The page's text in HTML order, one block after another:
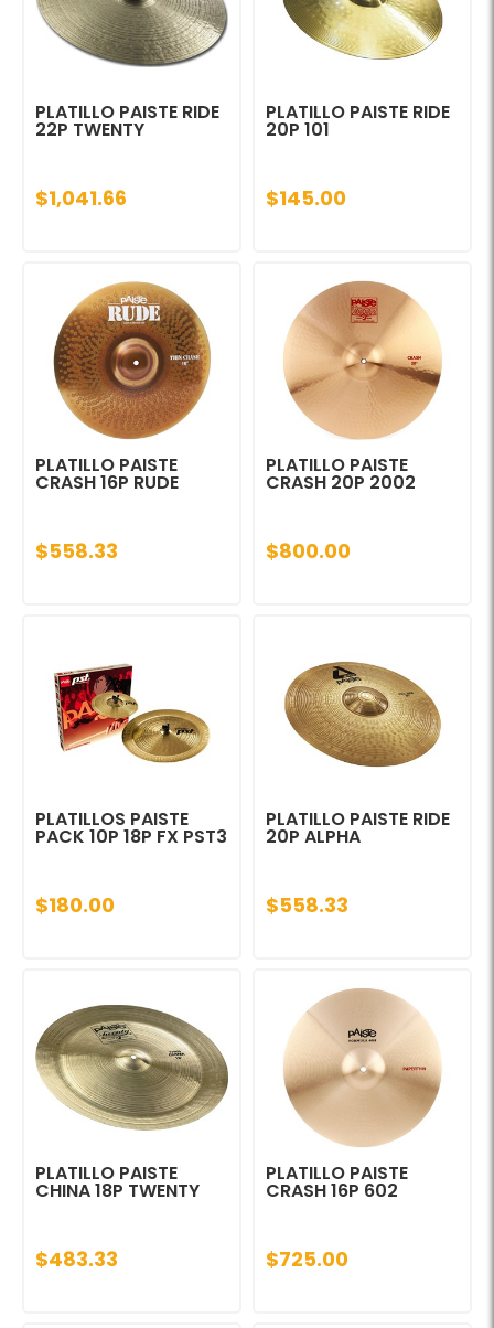
PLATILLO PAISTE RIDE
22P TWENTY
$1,041.66
PLATILLO PAISTE RIDE
20P 101
$145.00
PLATILLO PAISTE
CRASH 16P RUDE
$558.33
PLATILLO PAISTE
CRASH 20P 2002
$800.00
PLATILLOS PAISTE
PACK 10P 18P FX PST3
$180.00
PLATILLO PAISTE RIDE
20P ALPHA
$558.33
PLATILLO PAISTE
CHINA 18P TWENTY
$483.33
PLATILLO PAISTE
CRASH 16P 602
$725.00